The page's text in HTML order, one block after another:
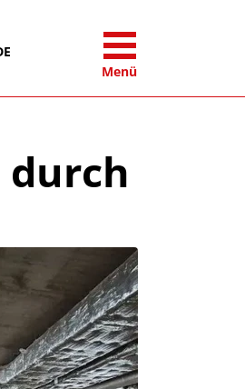
Menü
durch